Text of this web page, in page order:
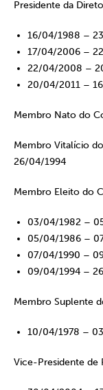
Presidente da
16/04/1988 –
17/04/2006 –
22/04/2008 –
20/04/2011 –
Membro Nato do
Membro Vitalício
26/04/1994
Membro Eleito do
03/04/1982 –
05/04/1986 –
07/04/1990 –
09/04/1994 –
Membro Suplente
10/04/1978 –
Vice-Presidente de